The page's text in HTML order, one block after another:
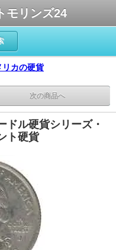
モリンズ24
リカの硬貨
次の商品へ
ドル硬貨シリーズ・
ト硬貨